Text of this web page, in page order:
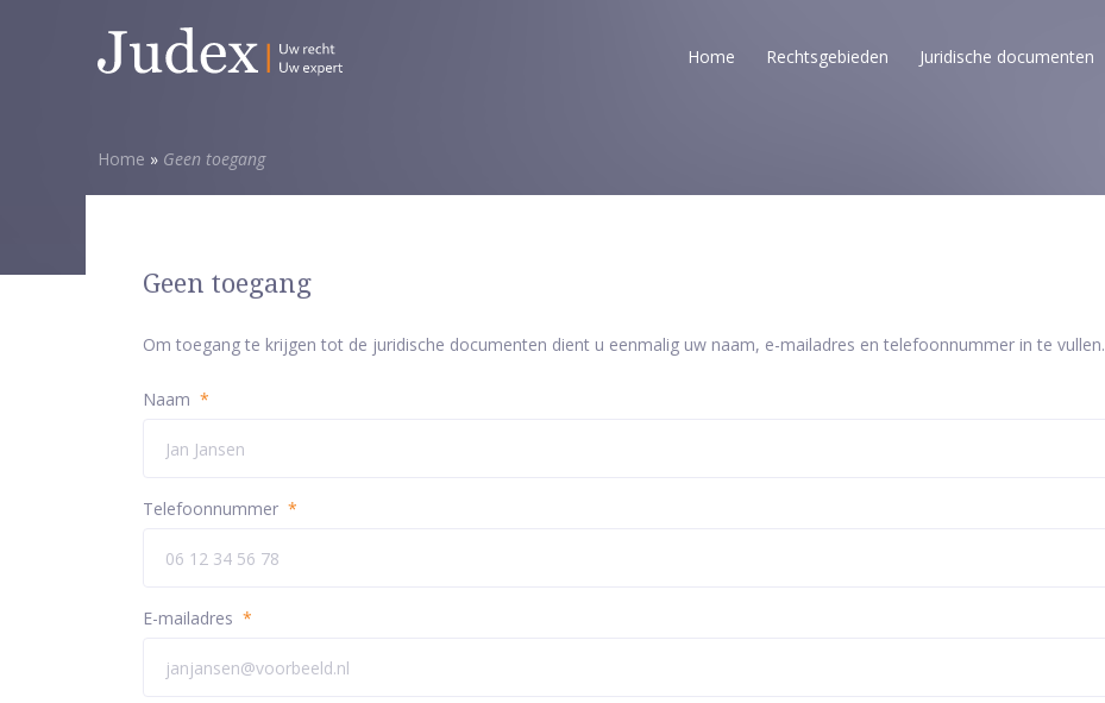
Home Rechtsgebieden Juridische documenten
Home » Geen toegang
Geen toegang
Om toegang te krijgen tot de juridische documenten dient u eenmalig uw naam, e-mailadres en telefoonnummer in te vullen.
Naam *
Telefoonnummer *
E-mailadres *